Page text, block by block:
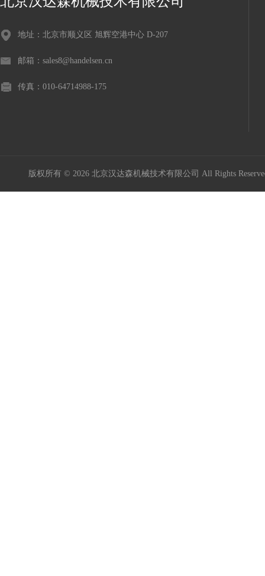
地址：北京市顺义区 旭辉空港中心 D-207
邮箱：sales8@handelsen.cn
传真：010-64714988-175
版权所有 © 2026 北京汉达森机械技术有限公司 All Rights